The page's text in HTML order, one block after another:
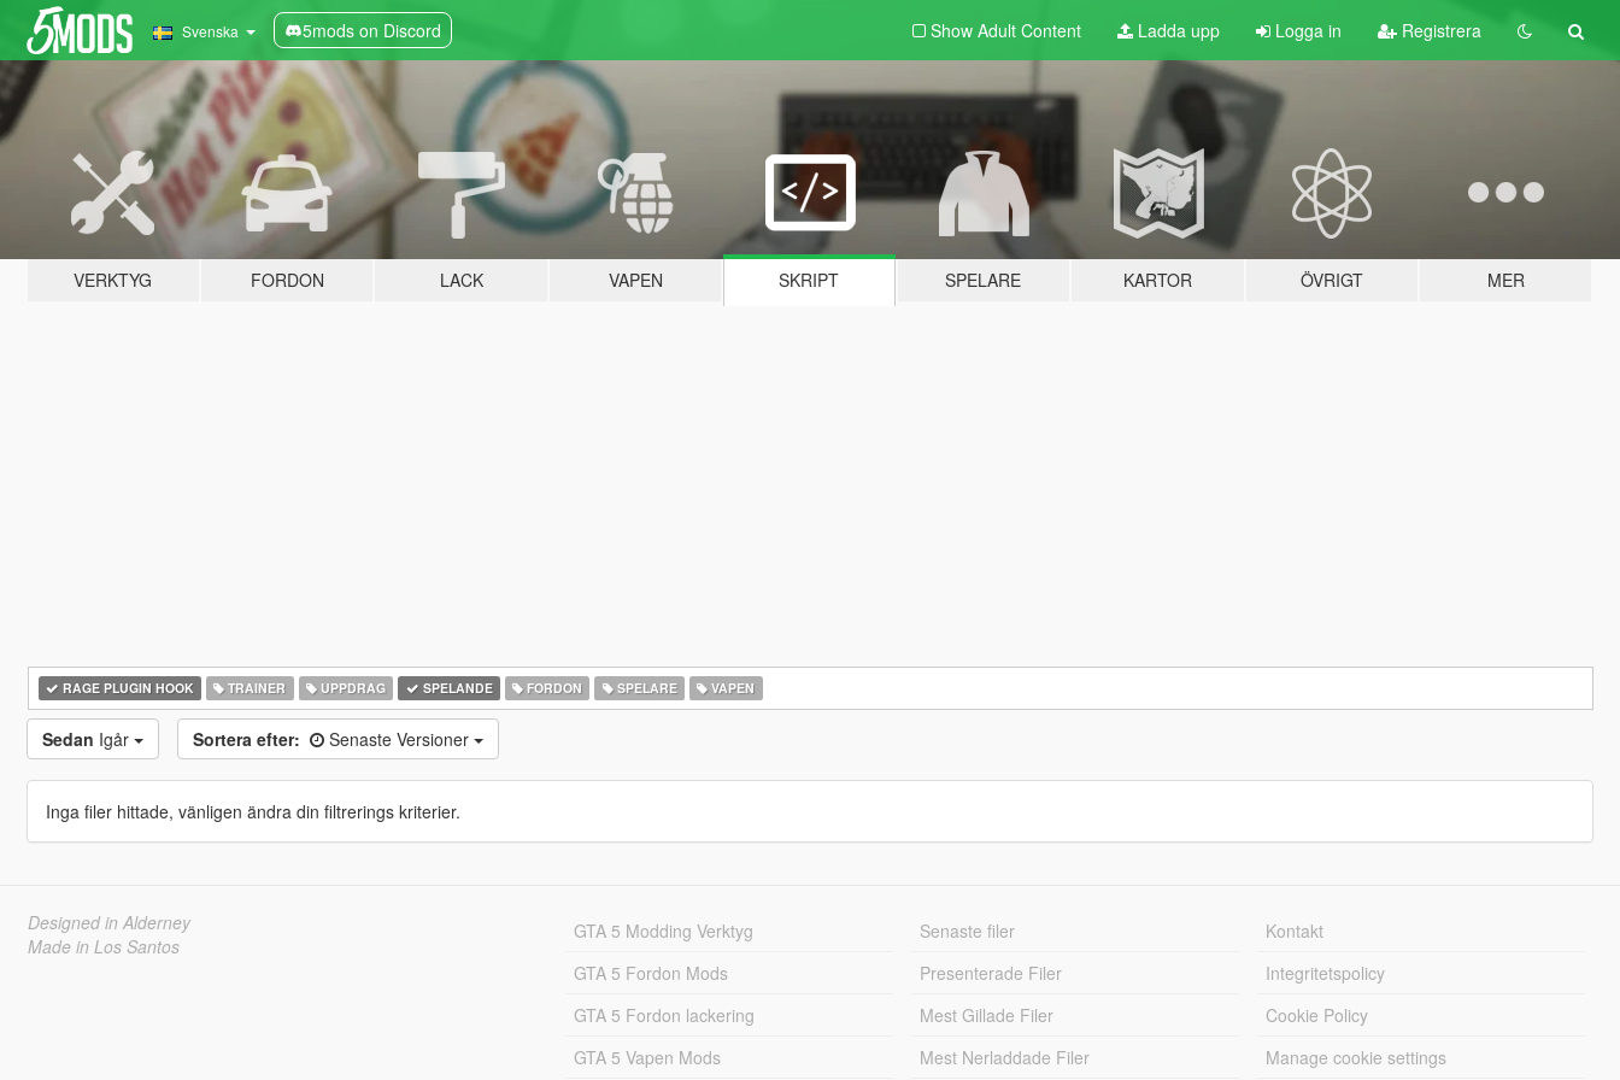
Svenska 5mods on Discord Show Adult Content Ladda upp Logga in Registrera
VERKTYG FORDON LACK VAPEN SKRIPT SPELARE KARTOR ÖVRIGT MER
RAGE PLUGIN HOOK TRAINER UPPDRAG SPELANDE FORDON SPELARE VAPEN
Sedan Igår Sortera efter: Senaste Versioner
Inga filer hittade, vänligen ändra din filtrerings kriterier.
Designed in Alderney
Made in Los Santos
GTA 5 Modding Verktyg
GTA 5 Fordon Mods
GTA 5 Fordon lackering
GTA 5 Vapen Mods
Senaste filer
Presenterade Filer
Mest Gillade Filer
Mest Nerladdade Filer
Kontakt
Integritetspolicy
Cookie Policy
Manage cookie settings